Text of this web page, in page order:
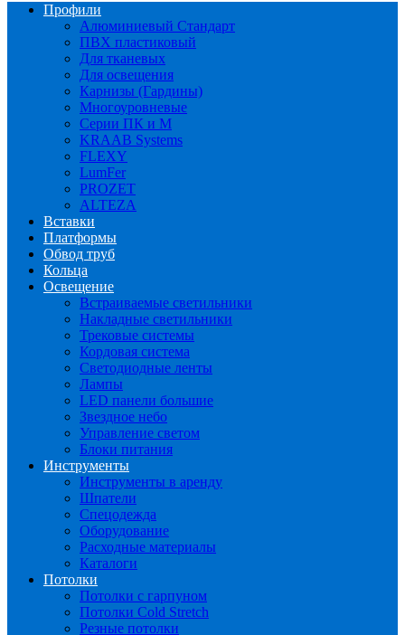
Профили
Алюминиевый Стандарт
ПВХ пластиковый
Для тканевых
Для освещения
Карнизы (Гардины)
Многоуровневые
Серии ПК и М
KRAAB Systems
FLEXY
LumFer
PROZET
ALTEZA
Вставки
Платформы
Обвод труб
Кольца
Освещение
Встраиваемые светильники
Накладные светильники
Трековые системы
Кордовая система
Светодиодные ленты
Лампы
LED панели большие
Звездное небо
Управление светом
Блоки питания
Инструменты
Инструменты в аренду
Шпатели
Спецодежда
Оборудование
Расходные материалы
Каталоги
Потолки
Потолки с гарпуном
Потолки Cold Stretch
Резные потолки